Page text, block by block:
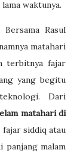
waktunya.
Rasul
matahari
terbitnya fajar
yang begitu
Dari
matahari di
siddiq atau
panjang malam